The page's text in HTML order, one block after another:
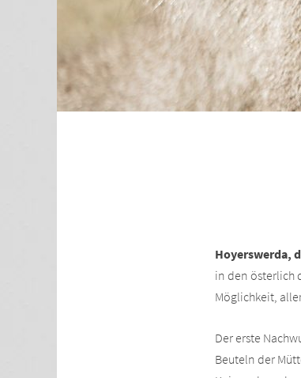
Hoyerswerda,
in den österlich
Möglichkeit,
Der erste
Beuteln der